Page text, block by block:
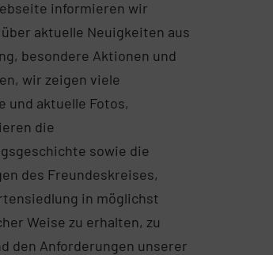
informieren wir
aktuelle Neuigkeiten aus
besondere Aktionen und
wir zeigen viele
und aktuelle Fotos,
die
sowie die
des Freundeskreises,
in möglichst
Weise zu erhalten, zu
den Anforderungen unserer